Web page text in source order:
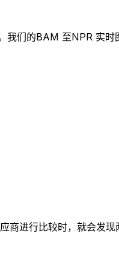
们的BAM 至NPR 实时
商进行比较时，就会发